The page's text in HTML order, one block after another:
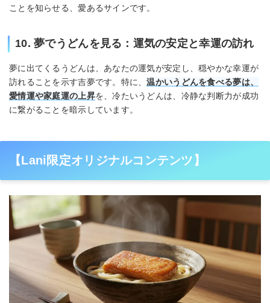
ことを知らせる、愛あるサインです。
10. 夢でうどんを見る：運気の安定と幸運の訪れ
夢に出てくるうどんは、あなたの運気が安定し、穏やかな幸運が
訪れることを示す吉夢です。特に、温かいうどんを食べる夢は、
愛情運や家庭運の上昇を、冷たいうどんは、冷静な判断力が成功
に繋がることを暗示しています。
【Lani限定オリジナルコンテンツ】